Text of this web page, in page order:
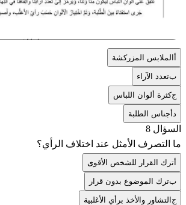
الملابس المزركشة
بتعدد الآراء
جكثرة ألوان اللباس
أجناس الطلبة
السؤال 8
ما التصرف الأمثل عند اختلاف الرأي؟
ترك القرار للشخص الأقوى
بترك الموضوع بدون قرار
جالتشاور والأخذ برأي الأغلبية